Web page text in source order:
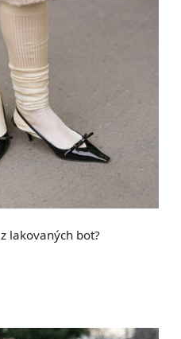
lakovaných bot?